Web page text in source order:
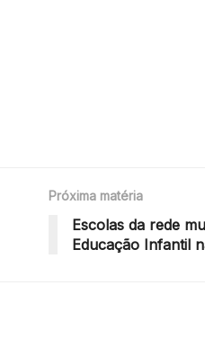
Próxima matéria
Escolas da rede
Educação Infantil